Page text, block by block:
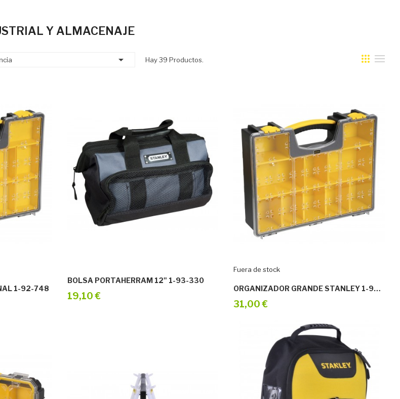
Y ALMACENAJE
 Hay 39 Productos.
1-92-748
BOLSA PORTAHERRAM 12" 1-93-330
19,10 €
Fuera de stock
ORGANIZADOR GRANDE STANLEY 1-92-749
31,00 €